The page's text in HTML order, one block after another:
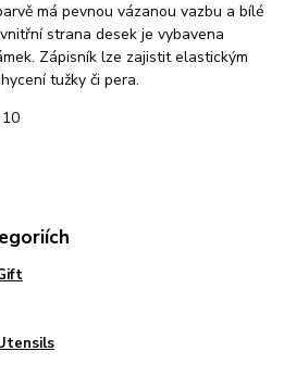
má pevnou vázanou vazbu a bílé
strana desek je vybavena
Zápisník lze zajistit elastickým
tužky či pera.